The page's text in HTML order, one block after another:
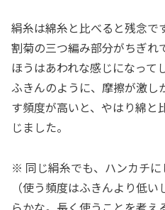
絹糸は綿糸と比べると残念で
割菊の三つ編み部分がちぎれ
ほうはあわれな感じになって
ふきんのように、摩擦が激し
す頻度が高いと、やはり綿と
じました。
※ 同じ絹糸でも、ハンカチ
（使う頻度はふきんより低